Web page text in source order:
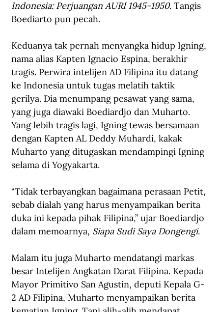
Indonesia: Perjuangan AURI 1945-1950. Tangis
Boediarto pun pecah.
Keduanya tak pernah menyangka hidup Igning,
nama alias Kapten Ignacio Espina, berakhir
tragis. Perwira intelijen AD Filipina itu datang
ke Indonesia untuk tugas melatih taktik
gerilya. Dia menumpang pesawat yang sama,
yang juga diawaki Boediardjo dan Muharto.
Yang lebih tragis lagi, Igning tewas bersamaan
dengan Kapten AL Deddy Muhardi, kakak
Muharto yang ditugaskan mendampingi Igning
selama di Yogyakarta.
“Tidak terbayangkan bagaimana perasaan Petit,
sebab dialah yang harus menyampaikan berita
duka ini kepada pihak Filipina,” ujar Boediardjo
dalam memoarnya, Siapa Sudi Saya Dongengi.
Malam itu juga Muharto mendatangi markas
besar Intelijen Angkatan Darat Filipina. Kepada
Mayor Primitivo San Agustin, deputi Kepala G-
2 AD Filipina, Muharto menyampaikan berita